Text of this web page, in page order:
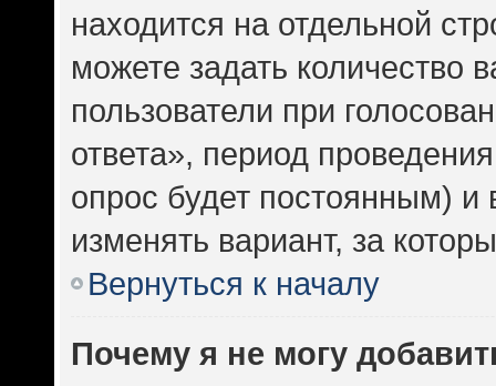
находится на отдельной
можете задать количество
пользователи при
ответа», период
опрос будет постоянным) и
изменять вариант, за
Вернуться к началу
Почему я не могу